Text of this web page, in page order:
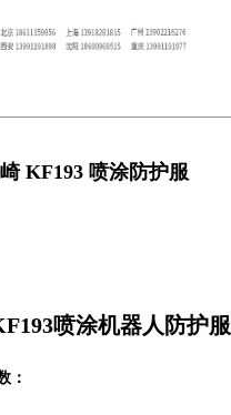
KF193 喷涂防护服
喷涂机器人防护服
：